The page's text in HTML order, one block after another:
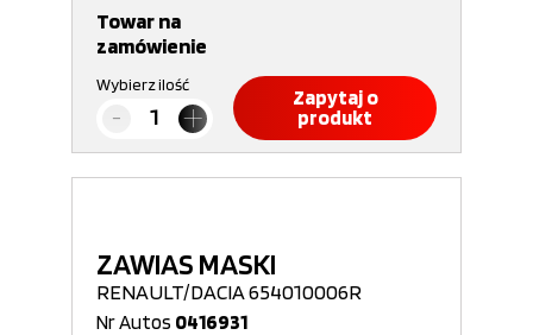
Towar na
zamówienie
Wybierz ilość
Zapytaj o
produkt
ZAWIAS MASKI
RENAULT/DACIA 654010006R
Nr Autos 0416931